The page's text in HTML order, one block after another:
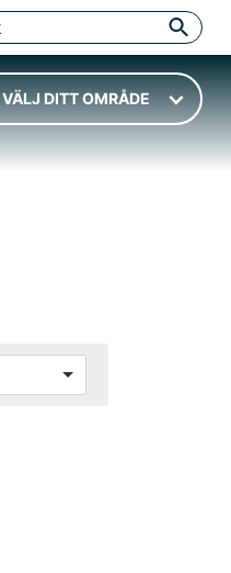
VÄLJ DITT OMRÅDE